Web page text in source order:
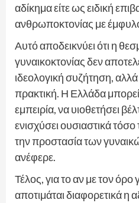
αδίκημα είτε ως ειδική
ανθρωποκτονίας με
Αυτό αποδεικνύει ότι η
γυναικοκτονίας δεν
ιδεολογική συζήτηση,
πρακτική. Η Ελλάδα
εμπειρία, να υιοθετήσει
ενισχύσει ουσιαστικά
την προστασία των
ανέφερε.
Τέλος, για το αν με τον όρο
αποτιμάται διαφορετικά η